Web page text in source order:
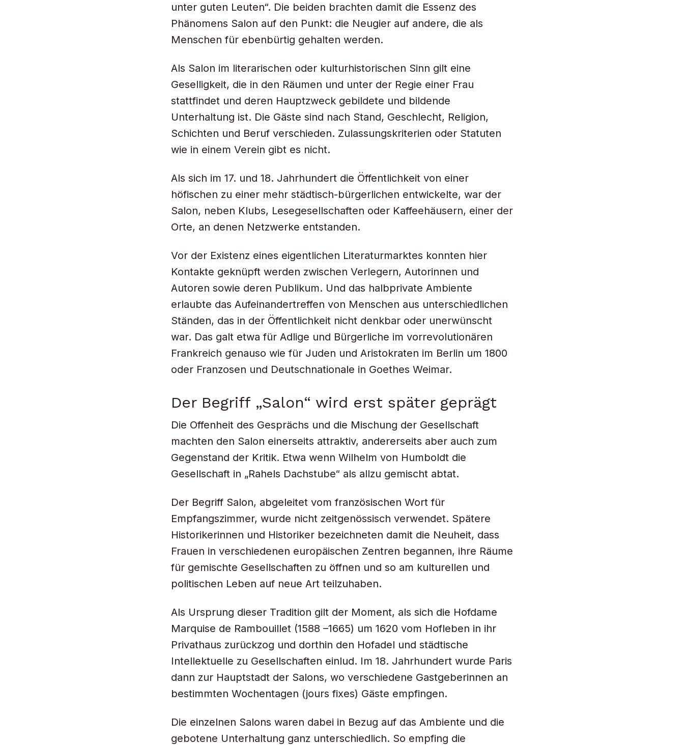
unter guten Leuten“. Die beiden brachten damit die Essenz des
Phänomens Salon auf den Punkt: die Neugier auf andere, die als
Menschen für ebenbürtig gehalten werden.
Als Salon im literarischen oder kulturhistorischen Sinn gilt eine
Geselligkeit, die in den Räumen und unter der Regie einer Frau
stattfindet und deren Hauptzweck gebildete und bildende
Unterhaltung ist. Die Gäste sind nach Stand, Geschlecht, Religion,
Schichten und Beruf verschieden. Zulassungskriterien oder Statuten
wie in einem Verein gibt es nicht.
Als sich im 17. und 18. Jahrhundert die Öffentlichkeit von einer
höfischen zu einer mehr städtisch-bürgerlichen entwickelte, war der
Salon, neben Klubs, Lesegesellschaften oder Kaffeehäusern, einer der
Orte, an denen Netzwerke entstanden.
Vor der Existenz eines eigentlichen Literaturmarktes konnten hier
Kontakte geknüpft werden zwischen Verlegern, Autorinnen und
Autoren sowie deren Publikum. Und das halbprivate Ambiente
erlaubte das Aufeinandertreffen von Menschen aus unterschiedlichen
Ständen, das in der Öffentlichkeit nicht denkbar oder unerwünscht
war. Das galt etwa für Adlige und Bürgerliche im vorrevolutionären
Frankreich genauso wie für Juden und Aristokraten im Berlin um 1800
oder Franzosen und Deutschnationale in Goethes Weimar.
Der Begriff „Salon“ wird erst später geprägt
Die Offenheit des Gesprächs und die Mischung der Gesellschaft
machten den Salon einerseits attraktiv, andererseits aber auch zum
Gegenstand der Kritik. Etwa wenn Wilhelm von Humboldt die
Gesellschaft in „Rahels Dachstube“ als allzu gemischt abtat.
Der Begriff Salon, abgeleitet vom französischen Wort für
Empfangszimmer, wurde nicht zeitgenössisch verwendet. Spätere
Historikerinnen und Historiker bezeichneten damit die Neuheit, dass
Frauen in verschiedenen europäischen Zentren begannen, ihre Räume
für gemischte Gesellschaften zu öffnen und so am kulturellen und
politischen Leben auf neue Art teilzuhaben.
Als Ursprung dieser Tradition gilt der Moment, als sich die Hofdame
Marquise de Rambouillet (1588 –1665) um 1620 vom Hofleben in ihr
Privathaus zurückzog und dorthin den Hofadel und städtische
Intellektuelle zu Gesellschaften einlud. Im 18. Jahrhundert wurde Paris
dann zur Hauptstadt der Salons, wo verschiedene Gastgeberinnen an
bestimmten Wochentagen (jours fixes) Gäste empfingen.
Die einzelnen Salons waren dabei in Bezug auf das Ambiente und die
gebotene Unterhaltung ganz unterschiedlich. So empfing die